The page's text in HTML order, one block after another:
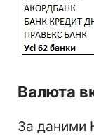
Валюта
За даними